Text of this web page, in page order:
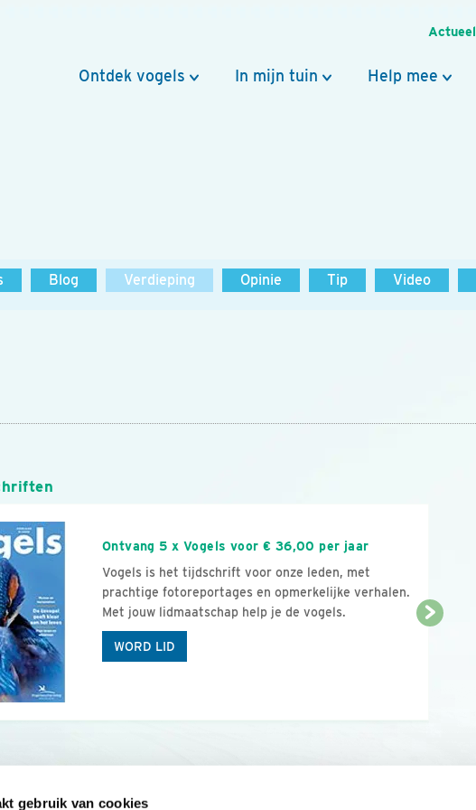
gebruik van cookies
Actueel
Ontdek vogels In mijn tuin Help mee
Blog Verdieping Opinie Tip Video
Ontvang 5 x Vogels voor € 36,00 per jaar
Vogels is het tijdschrift voor onze leden, met
prachtige fotoreportages en opmerkelijke verhalen.
Met jouw lidmaatschap help je de vogels.
WORD LID